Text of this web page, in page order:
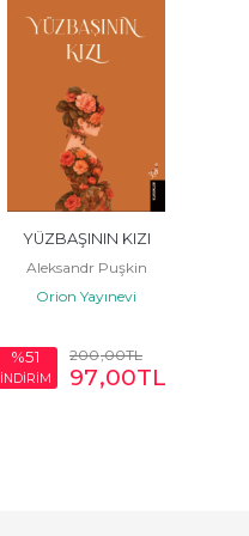
YÜZBAŞININ KIZI
Aleksandr Puşkin
Orion Yayınevi
%51
İNDİRİM
200,00TL
97,00TL